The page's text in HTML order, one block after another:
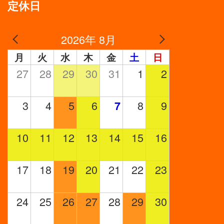
定休日
2026年 8月
月 火 水 木 金 土 日
27 28 29 30 31 1 2
3 4 5 6 7 8 9
10 11 12 13 14 15 16
17 18 19 20 21 22 23
24 25 26 27 28 29 30